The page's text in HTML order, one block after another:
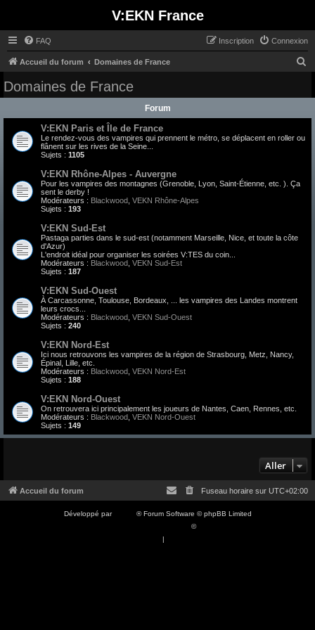
V:EKN France
FAQ Connexion
Inscription
Accueil du forum Domaines de France
Domaines de France
Forum
V:EKN Paris et Île de France
Le rendez-vous des vampires qui prennent le métro, se déplacent en roller ou
flânent sur les rives de la Seine...
Sujets : 1105
V:EKN Rhône-Alpes - Auvergne
Pour les vampires des montagnes (Grenoble, Lyon, Saint-Étienne, etc. ). Ça
sent le derby !
Modérateurs : Blackwood VEKN Rhône-Alpes
Sujets : 193
V:EKN Sud-Est
Pastaga parties dans le sud-est (notamment Marseille, Nice, et toute la côte
d'Azur)
L'endroit idéal pour organiser les soirées V:TES du coin...
Modérateurs : Blackwood VEKN Sud-Est
Sujets : 187
V:EKN Sud-Ouest
À Carcassonne, Toulouse, Bordeaux, ... les vampires des Landes montrent
leurs crocs...
Modérateurs : Blackwood VEKN Sud-Ouest
Sujets : 240
V:EKN Nord-Est
Ici nous retrouvons les vampires de la région de Strasbourg, Metz, Nancy,
Épinal, Lille, etc.
Modérateurs : Blackwood VEKN Nord-Est
Sujets : 188
V:EKN Nord-Ouest
On retrouvera ici principalement les joueurs de Nantes, Caen, Rennes, etc.
Modérateurs : Blackwood VEKN Nord-Ouest
Sujets : 149
Aller
Accueil du forum Fuseau horaire sur UTC+02:00
Développé par
® Forum Software © phpBB Limited
©
|